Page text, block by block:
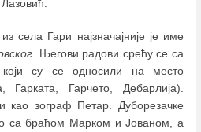
Лазовић.
села Гари најзначајније је име
. Његови радови срећу се са
који су се односили на место
Гарката, Гарчето, Дебарлија).
као зограф Петар. Дуборезачке
са браћом Марком и Јованом, а